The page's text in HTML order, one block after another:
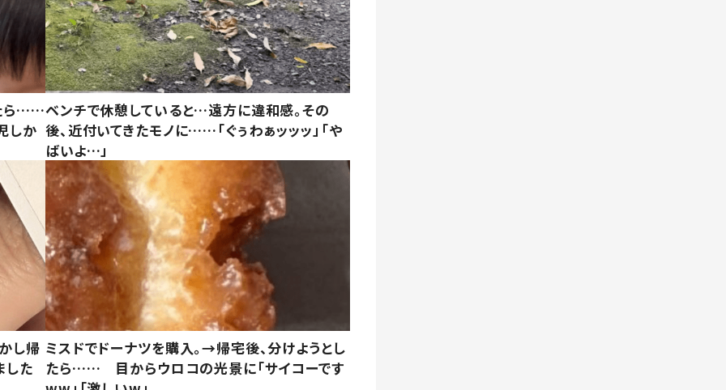
ら……
しか
ベンチで休憩していると…遠方に違和感。その
後、近付いてきたモノに……「ぐぅわぁッッッ」「や
ばいよ…」
し帰
した
ミスドでドーナツを購入。→帰宅後、分けようとし
たら…… 目からウロコの光景に「サイコーです